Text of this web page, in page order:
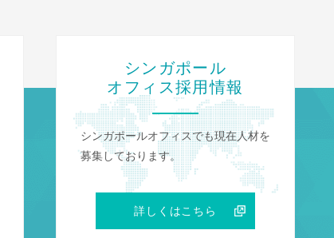
シンガポール
オフィス採用情報
シンガポールオフィスでも現在人材を
募集しております。
詳しくはこちら